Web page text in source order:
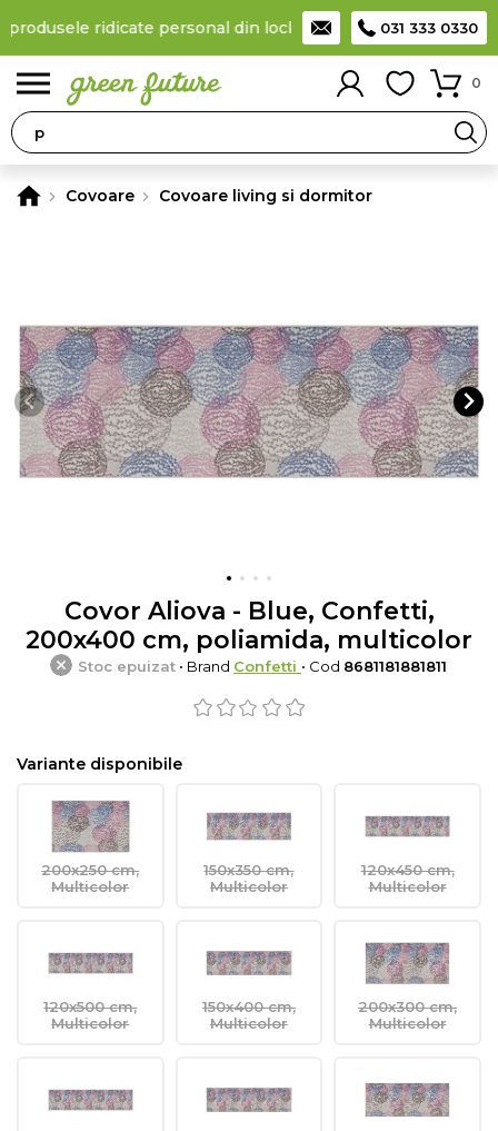
ridicate personal din locker Taxă de livrare 11,99 Lei
031 333 0330
0
Covoare Covoare living si dormitor
Covor Aliova - Blue, Confetti,
200x400 cm, poliamida, multicolor
Stoc epuizat • Brand Confetti • Cod 8681181881811
Variante disponibile
200x250 cm,
Multicolor
150x350 cm,
Multicolor
120x450 cm,
Multicolor
120x500 cm,
Multicolor
150x400 cm,
Multicolor
200x300 cm,
Multicolor